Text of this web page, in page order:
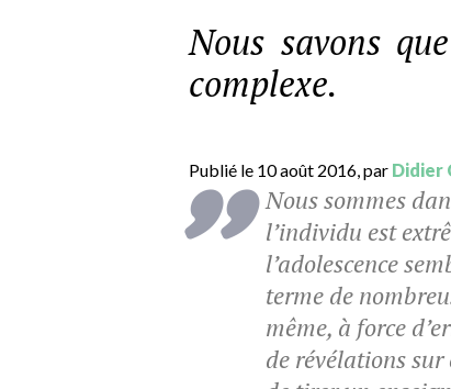
Nous savons
complexe.
Publié le 10 août 2016, par Didier
Nous sommes
l’individu est
l’adolescence
terme de
même, à force
de révélations sur